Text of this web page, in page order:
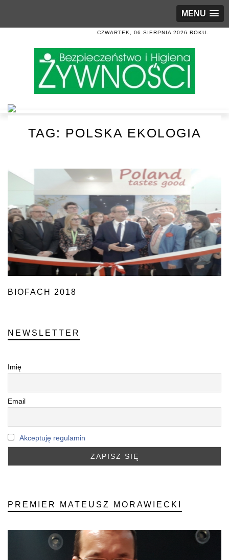
MENU
CZWARTEK, 06 SIERPNIA 2026 ROKU.
TAG: POLSKA EKOLOGIA
BIOFACH 2018
NEWSLETTER
Imię
Email
Akceptuję regulamin
PREMIER MATEUSZ MORAWIECKI